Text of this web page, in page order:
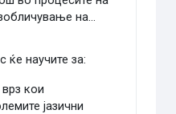
на
ќе научите за:
кои
јазични